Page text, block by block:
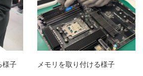
様子 メモリを取り付ける様子